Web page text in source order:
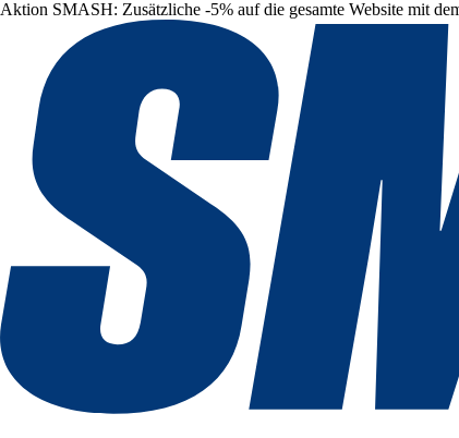
Aktion SMASH: Zusätzliche -5% auf die gesamte Website mit